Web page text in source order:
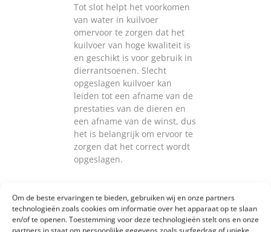
Om de beste ervaringen te bieden, gebruiken wij en onze partners
technologieën zoals cookies om informatie over het apparaat op te slaan
en/of te openen. Toestemming voor deze technologieën stelt ons en onze
Tot slot helpt het voorkomen
van water in kuilvoer
omervoor te zorgen dat het
kuilvoer van hoge kwaliteit is
en geschikt is voor gebruik in
dierrantsoenen. Slecht
opgeslagen kuilvoer kan
leiden tot een afname van de
prestaties van de dieren en
een afname van de winst, dus
het is belangrijk om ervoor te
zorgen dat het correct wordt
opgeslagen.